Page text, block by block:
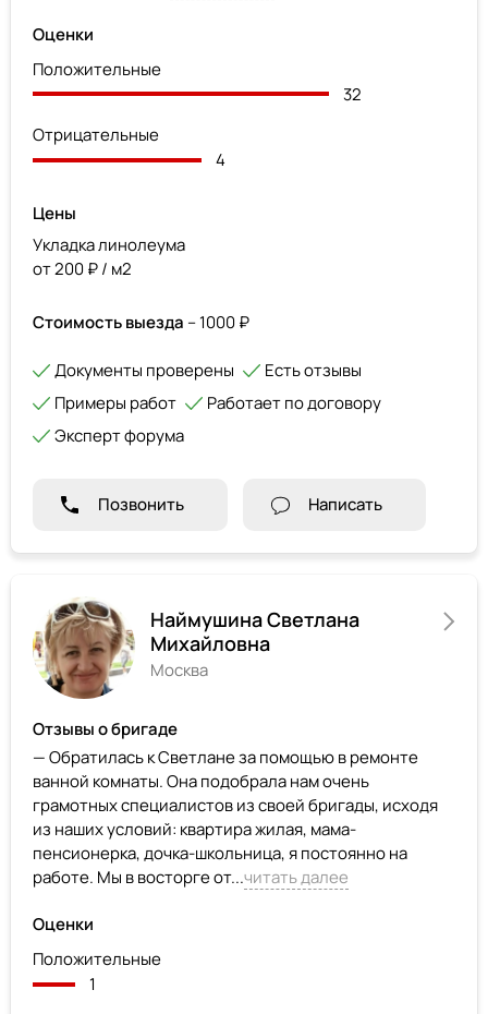
Оценки
Положительные
32
Отрицательные
4
Цены
Укладка линолеума
от 200 ₽ / м2
Стоимость выезда – 1000 ₽
Документы проверены
Есть отзывы
Примеры работ
Работает по договору
Эксперт форума
Позвонить Написать
Наймушина Светлана
Михайловна
Москва
Отзывы о бригаде
— Обратилась к Светлане за помощью в ремонте
ванной комнаты. Она подобрала нам очень
грамотных специалистов из своей бригады, исходя
из наших условий: квартира жилая, мама-
пенсионерка, дочка-школьница, я постоянно на
работе. Мы в восторге от...читать далее
Оценки
Положительные
1